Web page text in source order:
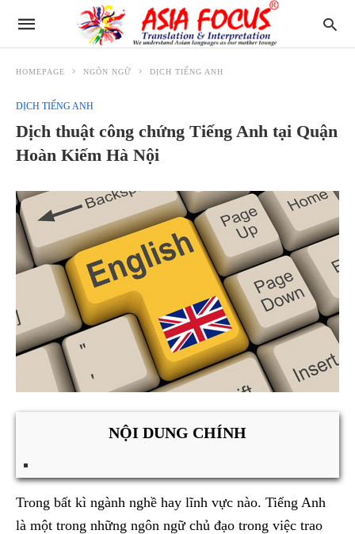
HOMEPAGE NGÔN NGỮ DỊCH TIẾNG ANH
DỊCH TIẾNG ANH
Dịch thuật công chứng Tiếng Anh tại Quận
Hoàn Kiếm Hà Nội
NỘI DUNG CHÍNH
Trong bất kì ngành nghề hay lĩnh vực nào. Tiếng Anh
là một trong những ngôn ngữ chủ đạo trong việc trao